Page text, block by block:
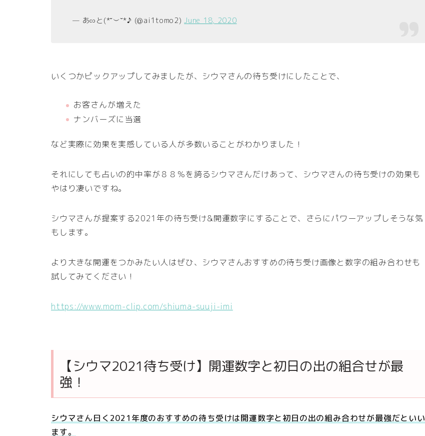
— あ∞と(*˘︶˘*♪ (@ai1tomo2)June 18, 2020
いくつかピックアップしてみましたが、シウマさんの待ち受けにしたことで、
お客さんが増えた
ナンバーズに当選
など実際に効果を実感している人が多数いることがわかりました！
それにしても占いの的中率が８８％を誇るシウマさんだけあって、シウマさんの待ち受けの効果も
やはり凄いですね。
シウマさんが提案する2021年の待ち受け&開運数字にすることで、さらにパワーアップしそうな気
もします。
より大きな開運をつかみたい人はぜひ、シウマさんおすすめの待ち受け画像と数字の組み合わせも
試してみてください！
https://www.mom-clip.com/shiuma-suuji-imi
【シウマ2021待ち受け】開運数字と初日の出の組合せが最
強！
シウマさん曰く2021年度のおすすめの待ち受けは開運数字と初日の出の組み合わせが最強だといい
ます。